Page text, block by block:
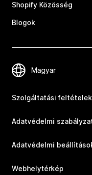
Shopify Közösség
Blogok
Szolgáltatási feltételek
Adatvédelmi
Adatvédelmi
Webhelytérkép